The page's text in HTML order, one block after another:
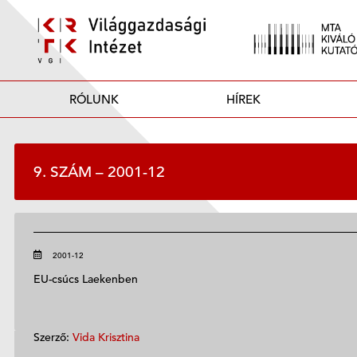
RÓLUNK HÍREK
9. SZÁM – 2001-12
2001-12
EU-csúcs Laekenben
Szerző: Vida Krisztina